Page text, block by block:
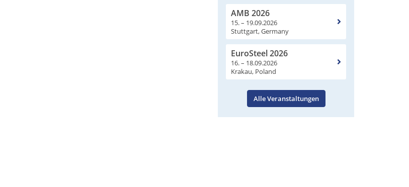
AMB 2026
15. – 19.09.2026
Stuttgart, Germany
EuroSteel 2026
16. – 18.09.2026
Krakau, Poland
Alle Veranstaltungen